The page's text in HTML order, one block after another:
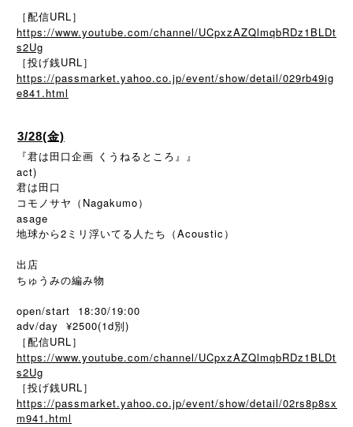
［配信URL］
https://www.youtube.com/channel/UCpxzAZQlmqbRDz1BLDt
s2Ug
［投げ銭URL］
https://passmarket.yahoo.co.jp/event/show/detail/029rb49ig
e841.html
3/28(金)
『君は田口企画 くうねるところ』』
act)
君は田口
コモノサヤ（Nagakumo）
asage
地球から2ミリ浮いてる人たち（Acoustic）
出店
ちゅうみの編み物
open/start 18:30/19:00
adv/day ¥2500(1d別)
［配信URL］
https://www.youtube.com/channel/UCpxzAZQlmqbRDz1BLDt
s2Ug
［投げ銭URL］
https://passmarket.yahoo.co.jp/event/show/detail/02rs8p8sx
m941.html